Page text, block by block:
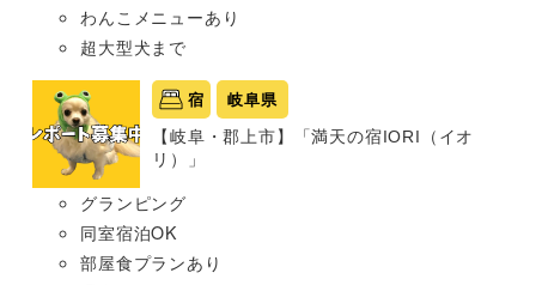
わんこメニューあり
超大型犬まで
宿 岐阜県
【岐阜・郡上市】「満天の宿IORI（イオ
リ）」
グランピング
同室宿泊OK
部屋食プランあり